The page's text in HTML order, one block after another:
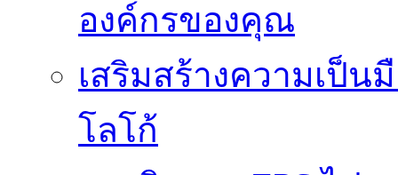
องค์กรของคุณ
เสริมสร้างความเป็
โลโก้